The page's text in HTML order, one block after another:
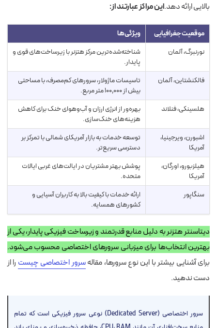
بالایی ارائه دهد.این مراکز عبارتند از:
موقعیت جغرافیایی
ویژگی‌ها
نورنبرگ، آلمان
شناخته‌شده‌ترین مرکز هتزنر با زیرساخت‌های قوی و
پایدار.
فالکنشتاین، آلمان
تاسیسات ماژولار، سرورهای کم‌مصرف، با مساحتی
بیش از ۱۰۰٬۰۰۰ متر مربع.
هلسینکی، فنلاند
بهره‌ور از انرژی ارزان و آب‌وهوای خنک برای کاهش
هزینه‌های خنک‌سازی.
اشبورن، ویرجینیا،
آمریکا
توسعه خدمات به بازار آمریکای شمالی با تمرکز بر
دسترسی سریع‌تر.
هیلزبورو، اورگان،
آمریکا
پوشش بهتر مشتریان در ایالت‌های غربی ایالات
متحده.
سنگاپور
ارائه خدمات با کیفیت بالا به کاربران آسیایی و
کشورهای همسایه.
دیتاسنتر هتزنر به دلیل منابع قدرتمند و زیرساخت فیزیکی پایدار، یکی از
بهترین انتخاب‌ها برای میزبانی سرورهای اختصاصی محسوب می‌شود.
برای آشنایی بیشتر با این نوع سرورها، مقالهسرور اختصاصی چیست را از
دست ندهید.
سرور اختصاصی (Dedicated Server) نوعی سرور فیزیکی است که تمام